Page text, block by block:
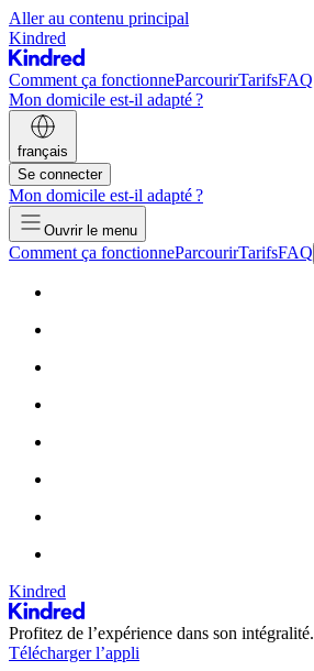
Aller au contenu principal
Kindred
Comment ça fonctionneParcourirTarifsFAQ
Mon domicile est-il adapté ?
français
Se connecter
Mon domicile est-il adapté ?
Ouvrir le menu
Comment ça fonctionneParcourirTarifsFAQ
Kindred
Profitez de l’expérience dans son intégralité.
Télécharger l’appli